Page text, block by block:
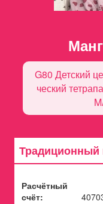
G80 Детский
ческий
Традиционный
Расчётный
счёт: